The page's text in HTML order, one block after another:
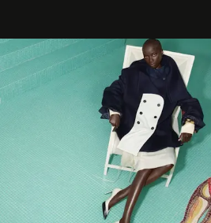
un’impronta indelebile nella